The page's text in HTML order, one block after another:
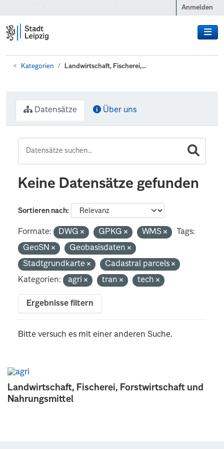
Anmelden
Kategorien Landwirtschaft, Fischerei,...
Landwirtschaft, Fischerei, Forstwirtschaft und
Nahrungsmittel
Datensätze Über uns
Keine Datensätze gefunden
Sortieren nach
Formate: DWG GPKG WMS
Tags:
GeoSN
Geobasisdaten
Stadtgrundkarte
Cadastral parcels
Kategorien:
agri tran tech
Ergebnisse filtern
Bitte versuch es mit einer anderen Suche.